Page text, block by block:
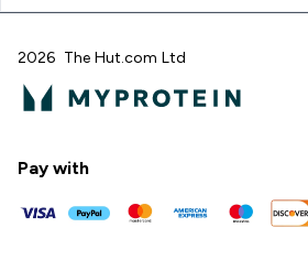
2026 The Hut.com Ltd
Pay with